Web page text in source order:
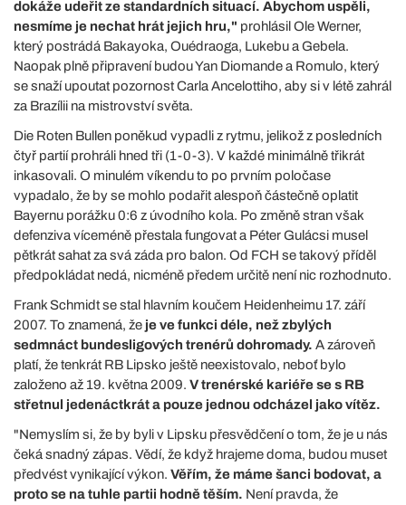
dokáže udeřit ze standardních situací. Abychom uspěli,
nesmíme je nechat hrát jejich hru," prohlásil Ole Werner,
který postrádá Bakayoka, Ouédraoga, Lukebu a Gebela.
Naopak plně připravení budou Yan Diomande a Romulo, který
se snaží upoutat pozornost Carla Ancelottiho, aby si v létě zahrál
za Brazílii na mistrovství světa.
Die Roten Bullen poněkud vypadli z rytmu, jelikož z posledních
čtyř partií prohráli hned tři (1-0-3). V každé minimálně třikrát
inkasovali. O minulém víkendu to po prvním poločase
vypadalo, že by se mohlo podařit alespoň částečně oplatit
Bayernu porážku 0:6 z úvodního kola. Po změně stran však
defenziva víceméně přestala fungovat a Péter Gulácsi musel
pětkrát sahat za svá záda pro balon. Od FCH se takový příděl
předpokládat nedá, nicméně předem určitě není nic rozhodnuto.
Frank Schmidt se stal hlavním koučem Heidenheimu 17. září
2007. To znamená, že je ve funkci déle, než zbylých
sedmnáct bundesligových trenérů dohromady. A zároveň
platí, že tenkrát RB Lipsko ještě neexistovalo, neboť bylo
založeno až 19. května 2009. V trenérské kariéře se s RB
střetnul jedenáctkrát a pouze jednou odcházel jako vítěz.
"Nemyslím si, že by byli v Lipsku přesvědčení o tom, že je u nás
čeká snadný zápas. Vědí, že když hrajeme doma, budou muset
předvést vynikající výkon. Věřím, že máme šanci bodovat, a
proto se na tuhle partii hodně těším. Není pravda, že